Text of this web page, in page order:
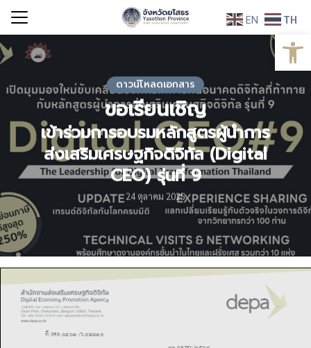
Skip
content
Search
for:
ดาวน์โหลดเอกสาร
ขอเรียนเชิญ
เข้าร่วมการอบรมหลักสูตรผู้นำการ
ส่งเสริมเศรษฐกิจดิจิทัล (Digital
CEO) รุ่นที่ 9
24 ตุลาคม 2025
EN TH